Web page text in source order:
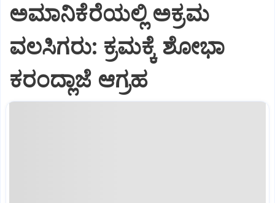
ಅಮಾನಿಕೆರೆಯಲ್ಲಿ ಅಕ್ರಮ
ವಲಸಿಗರು: ಕ್ರಮಕ್ಕೆ ಶೋಭಾ
ಕರಂದ್ಲಾಜೆ ಆಗ್ರಹ